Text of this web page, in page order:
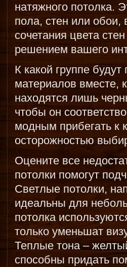
натяжного потолка.
пола, стен или обои,
сочетания цвета
решением вашего
К какой группе
материалов вместе,
находятся лишь
чтобы он
модным прибегать к
осторожностью
Оцените все
потолки помогут
Светлые потолки,
идеальны для
потолка
только уменьшат
Теплые тона –
способны придать